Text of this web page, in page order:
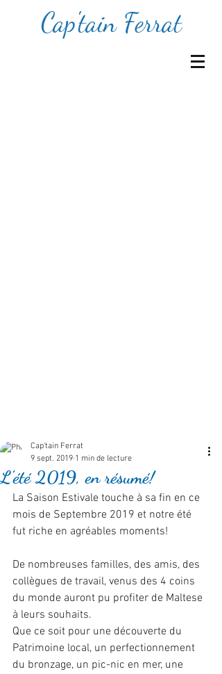
Cap'tain Ferrat
L'été 2019, en résumé!
Cap'tain Ferrat
9 sept. 2019 1 min de lecture
La Saison Estivale touche à sa fin en ce
mois de Septembre 2019 et notre été
fut riche en agréables moments!
De nombreuses familles, des amis, des
collègues de travail, venus des 4 coins
du monde auront pu profiter de Maltese
à leurs souhaits.
Que ce soit pour une découverte du
Patrimoine local, un perfectionnement
du bronzage, un pic-nic en mer, une